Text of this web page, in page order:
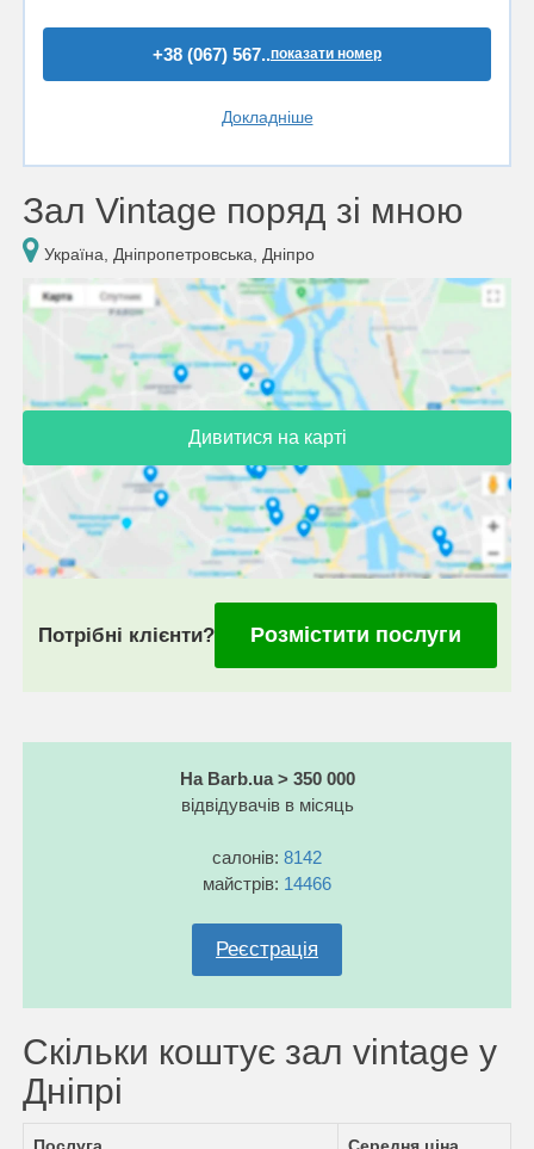
+38 (067) 567..показати номер
Докладніше
Зал Vintage поряд зі мною
Україна, Дніпропетровська, Дніпро
Дивитися на карті
Потрібні клієнти? Розмістити послуги
На Barb.ua > 350 000
відвідувачів в місяць
салонів: 8142
майстрів: 14466
Реєстрація
Скільки коштує зал vintage у
Дніпрі
Послуга Середня ціна